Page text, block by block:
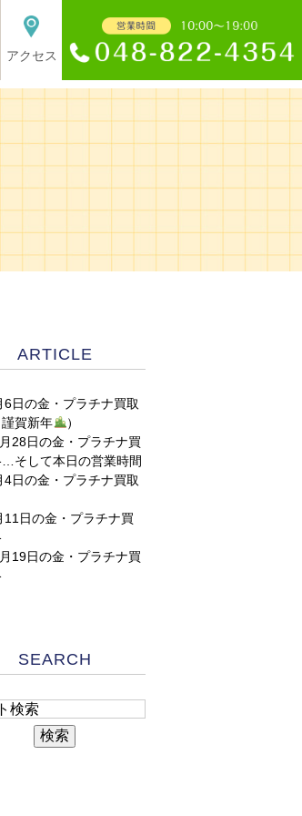
アクセス
ARTICLE
6日の金・プラチナ買取
賀新年
）
28日の金・プラチナ買
そして本日の営業時間
4日の金・プラチナ買取
11日の金・プラチナ買
19日の金・プラチナ買
SEARCH